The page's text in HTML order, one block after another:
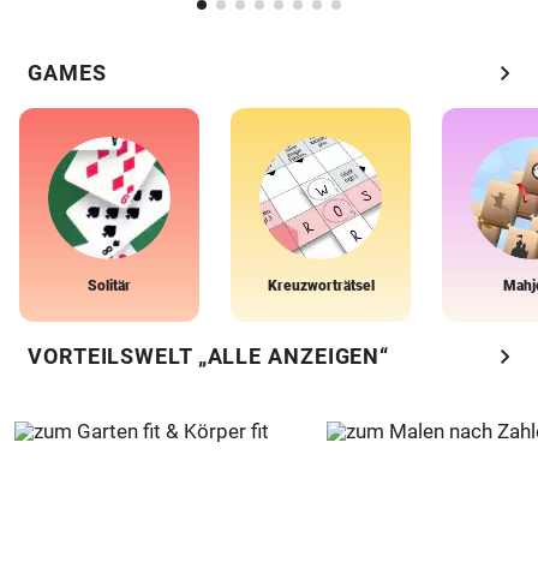
GAMES chevron_right
Solitär Kreuzworträtsel
VORTEILSWELT „ALLE ANZEIGEN“ chevron_right